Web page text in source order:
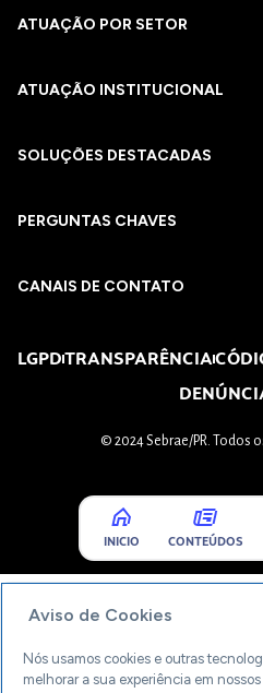
ATUAÇÃO POR SETOR
ATUAÇÃO INSTITUCIONAL
SOLUÇÕES DESTACADAS
PERGUNTAS CHAVES​
CANAIS DE CONTATO
LGPDTRANSPARÊNCIA
© 2024 Sebrae/PR. Todos
INICIO CONTEÚDOS
Aviso de Cookies
Nós usamos cookies e outras
melhorar a sua experiência em